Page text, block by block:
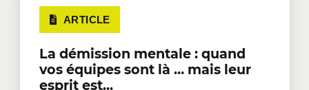
ARTICLE
La démission mentale : quand
vos équipes sont là … mais leur
esprit est...